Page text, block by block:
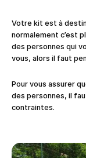
Votre kit est à
normalement c’est
des personnes qui
vous, alors il faut
Pour vous assurer
des personnes, il
contraintes.